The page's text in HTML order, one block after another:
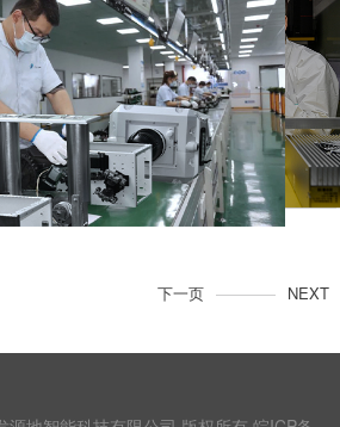
下一页 NEXT